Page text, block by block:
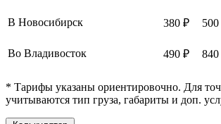
В Новосибирск 380 ₽
Во Владивосток 490 ₽
* Тарифы указаны ориентировочно. Для
учитываются тип груза, габариты и доп.